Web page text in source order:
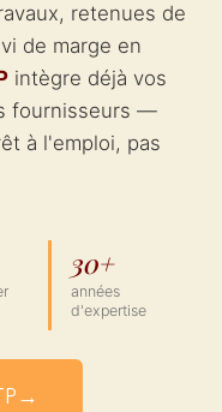
retenues de
de marge en
intègre déjà vos
fournisseurs —
à l'emploi, pas
30+
années
d'expertise
→